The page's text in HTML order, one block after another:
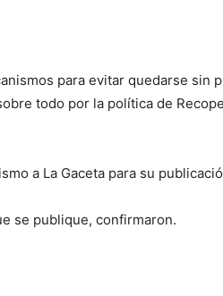
para evitar quedarse
todo por la política de
a La Gaceta para su
se publique, confirmaron.